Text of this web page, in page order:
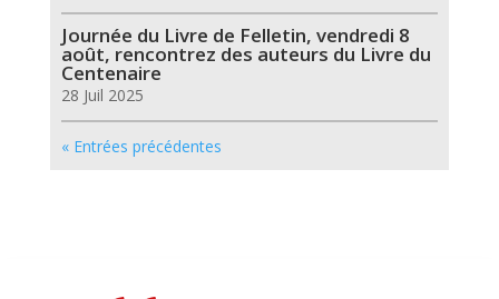
Journée du Livre de Felletin, vendredi 8
août, rencontrez des auteurs du Livre du
Centenaire
28 Juil 2025
« Entrées précédentes